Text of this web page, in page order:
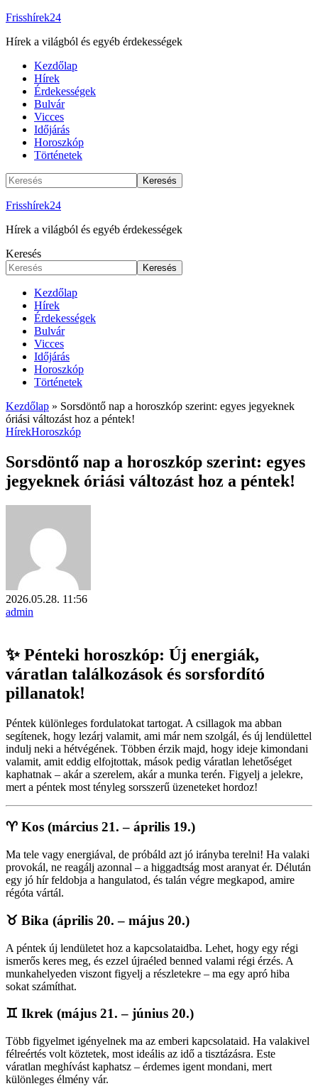
Frisshírek24
Hírek a világból és egyéb érdekességek
Kezdőlap
Hírek
Érdekességek
Bulvár
Vicces
Időjárás
Horoszkóp
Történetek
Frisshírek24
Hírek a világból és egyéb érdekességek
Keresés
Kezdőlap
Hírek
Érdekességek
Bulvár
Vicces
Időjárás
Horoszkóp
Történetek
Kezdőlap » Sorsdöntő nap a horoszkóp szerint: egyes jegyeknek
óriási változást hoz a péntek!
HírekHoroszkóp
Sorsdöntő nap a horoszkóp szerint: egyes
jegyeknek óriási változást hoz a péntek!
2026.05.28. 11:56
admin
✨Pénteki horoszkóp: Új energiák,
váratlan találkozások és sorsfordító
pillanatok!
Péntek különleges fordulatokat tartogat. A csillagok ma abban
segítenek, hogy lezárj valamit, ami már nem szolgál, és új lendülettel
indulj neki a hétvégének. Többen érzik majd, hogy ideje kimondani
valamit, amit eddig elfojtottak, mások pedig váratlan lehetőséget
kaphatnak – akár a szerelem, akár a munka terén. Figyelj a jelekre,
mert a péntek most tényleg sorsszerű üzeneteket hordoz!
♈ Kos (március 21. – április 19.)
Ma tele vagy energiával, de próbáld azt jó irányba terelni! Ha valaki
provokál, ne reagálj azonnal – a higgadtság most aranyat ér. Délután
egy jó hír feldobja a hangulatod, és talán végre megkapod, amire
régóta vártál.
♉ Bika (április 20. – május 20.)
A péntek új lendületet hoz a kapcsolataidba. Lehet, hogy egy régi
ismerős keres meg, és ezzel újraéled benned valami régi érzés. A
munkahelyeden viszont figyelj a részletekre – ma egy apró hiba
sokat számíthat.
♊ Ikrek (május 21. – június 20.)
Több figyelmet igényelnek ma az emberi kapcsolataid. Ha valakivel
félreértés volt köztetek, most ideális az idő a tisztázásra. Este
váratlan meghívást kaphatsz – érdemes igent mondani, mert
különleges élmény vár.